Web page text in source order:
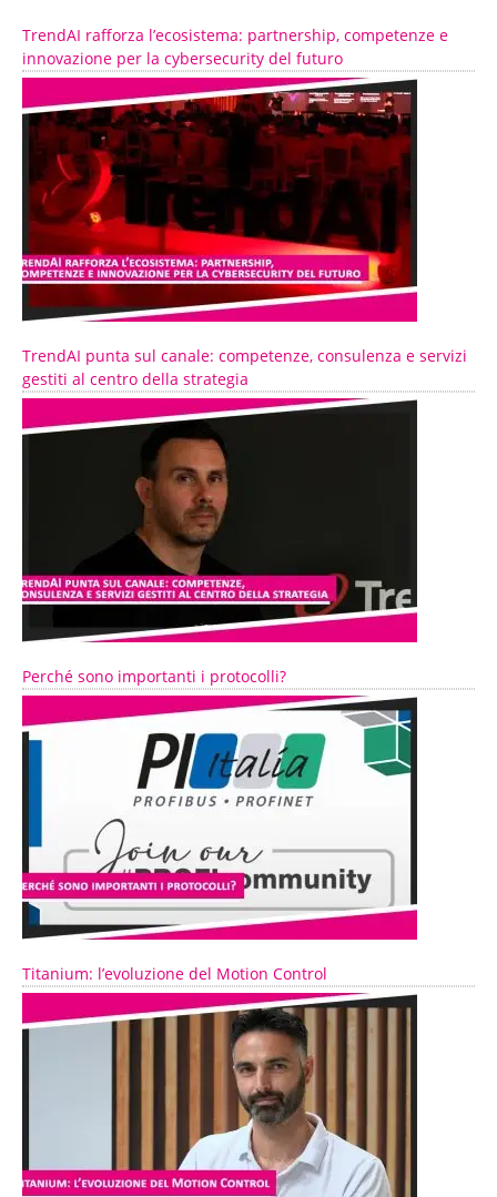
TrendAI rafforza l’ecosistema: partnership, competenze e
innovazione per la cybersecurity del futuro
TrendAI punta sul canale: competenze, consulenza e servizi
gestiti al centro della strategia
Perché sono importanti i protocolli?
Titanium: l’evoluzione del Motion Control